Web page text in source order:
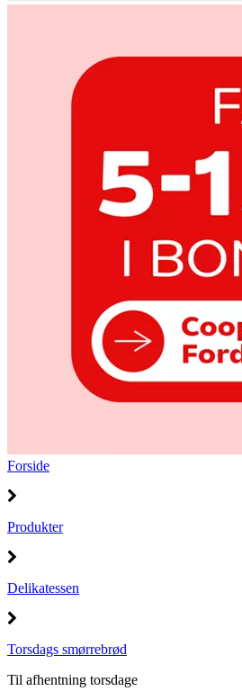
Forside
Produkter
Delikatessen
Torsdags smørrebrød
Til afhentning torsdage